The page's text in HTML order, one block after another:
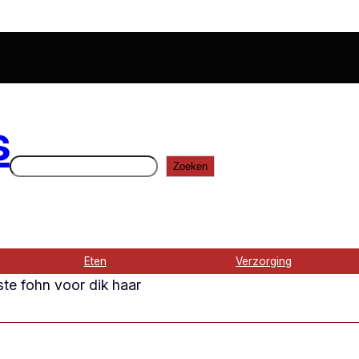
Zoeken Zoeken
Eten Verzorging
fohn voor dik haar